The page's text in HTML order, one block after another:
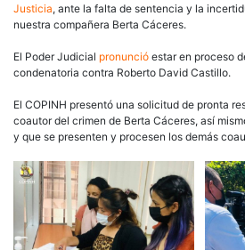
Justicia, ante la falta de sentencia y la
nuestra compañera Berta Cáceres.
El Poder Judicial pronunció estar en proceso
condenatoria contra Roberto David Castillo.
El COPINH presentó una solicitud de pronta
coautor del crimen de Berta Cáceres, así
y que se presenten y procesen los demás